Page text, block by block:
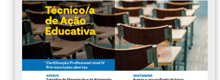
Contactos
Avaliação